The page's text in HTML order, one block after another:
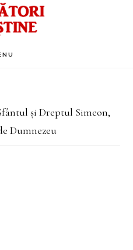
și Dreptul Simeon,
Dumnezeu